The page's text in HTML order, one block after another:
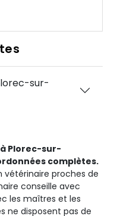
sur-
Plorec-sur-
complètes.
vétérinaire proches de
conseille avec
les maîtres et les
ne disposent pas de